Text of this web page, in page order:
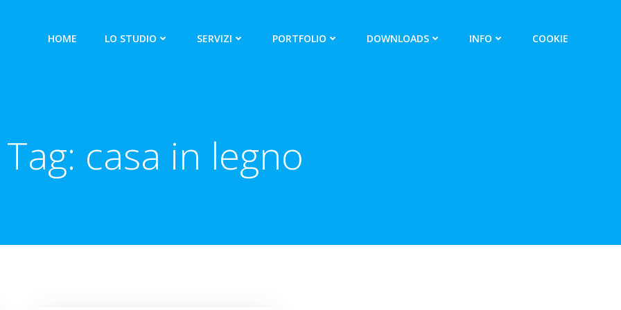
HOME LO STUDIO SERVIZI PORTFOLIO DOWNLOADS INFO COOKIE
Tag: casa in legno